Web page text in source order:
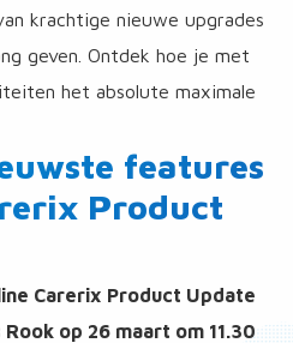
krachtige nieuwe upgrades
geven. Ontdek hoe je met
het absolute maximale
features
Product
Carerix Product Update
op 26 maart om 11.30